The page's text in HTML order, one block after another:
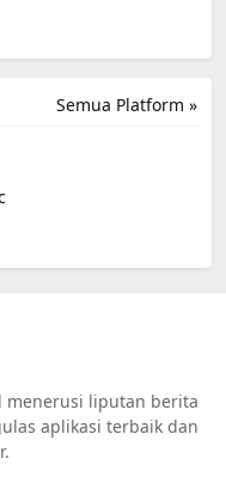
Semua Platform »
menerusi liputan berita
aplikasi terbaik dan